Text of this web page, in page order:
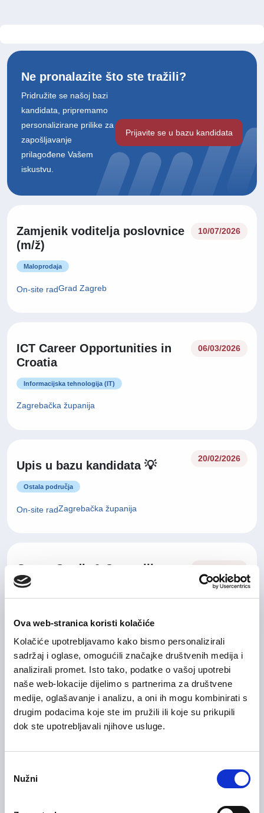
Ova web-stranica koristi kolačiće
Kolačiće upotrebljavamo kako bismo personalizirali
sadržaj i oglase, omogućili značajke društvenih medija i
analizirali promet. Isto tako, podatke o vašoj upotrebi
naše web-lokacije dijelimo s partnerima za društvene
medije, oglašavanje i analizu, a oni ih mogu kombinirati s
drugim podacima koje ste im pružili ili koje su prikupili
dok ste upotrebljavali njihove usluge.
pristanka
Nužni
Ne pronalazite što ste tražili?
Pridružite se našoj bazi
kandidata, pripremamo
personalizirane prilike za
zapošljavanje
prilagođene Vašem
iskustvu.
Prijavite se u bazu kandidata
Zamjenik voditelja poslovnice
(m/ž)
10/07/2026
Maloprodaja
On-site radGrad Zagreb
ICT Career Opportunities in
Croatia
06/03/2026
Informacijska tehnologija (IT)
Zagrebačka županija
Upis u bazu kandidata 💡
20/02/2026
Ostala područja
On-site radZagrebačka županija
Group Credit & Controlling
Manager
On-site radGrad Zagreb
Sales Manager
29/07/2026
Hibridni radZagrebačka županija
28/07/2026